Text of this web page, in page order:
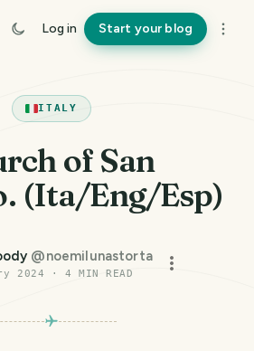
Log in Start your blog
ITALY
of San
(Ita/Eng/Esp)
@noemilunastorta
2024 · 4 MIN READ